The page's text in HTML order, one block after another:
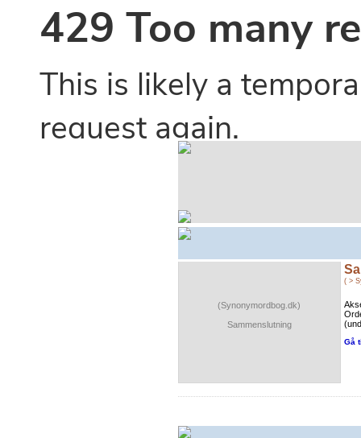
(Synonymordbog.dk)
Sammenslutning
( >
Gå